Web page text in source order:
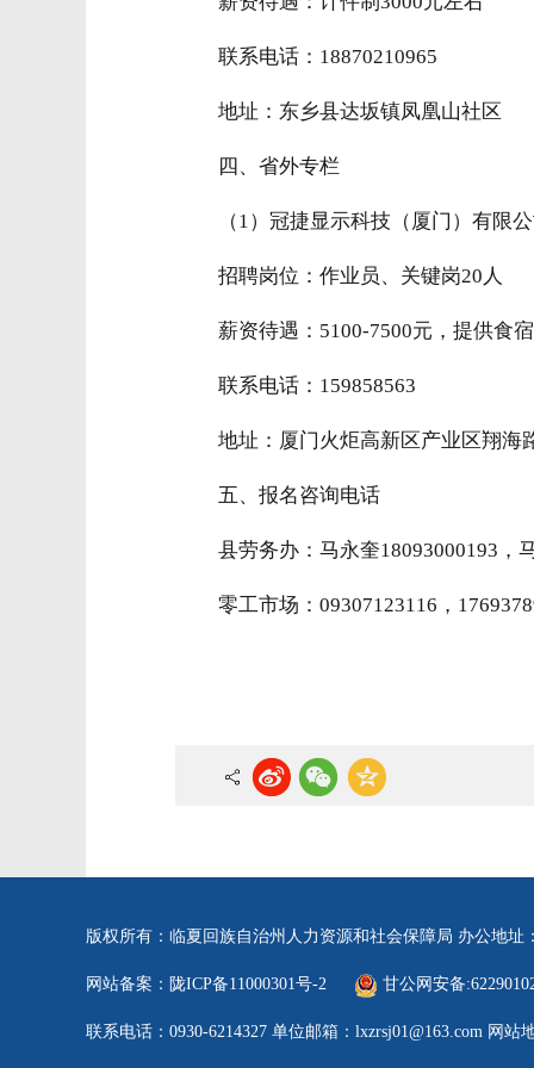
联系电话：18870210965
地址：东乡县达坂镇凤凰山社区
四、省外专栏
（1）冠捷显示科技（厦门）有限
招聘岗位：作业员、关键岗20人
薪资待遇：5100-7500元，提供食宿
联系电话：159858563
地址：厦门火炬高新区产业区翔海
五、报名咨询电话
县劳务办：马永奎18093000193，
零工市场：09307123116，
版权所有：临夏回族自治州人力资源和社会保障局 办公地址
网站备案：陇ICP备11000301号-2 甘公网安备
联系电话：0930-6214327 单位邮箱：lxzrsj01@163.com 网站